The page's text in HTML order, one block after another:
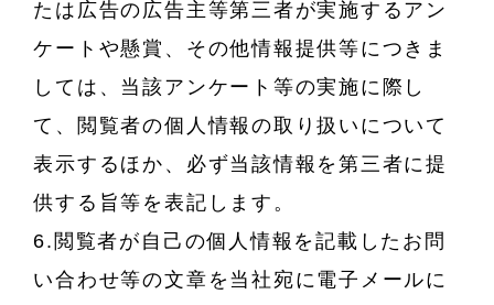
たは広告の広告主等第三者が実施するアン
ケートや懸賞、その他情報提供等につきま
しては、当該アンケート等の実施に際し
て、閲覧者の個人情報の取り扱いについて
表示するほか、必ず当該情報を第三者に提
供する旨等を表記します。
6.閲覧者が自己の個人情報を記載したお問
い合わせ等の文章を当社宛に電子メールに